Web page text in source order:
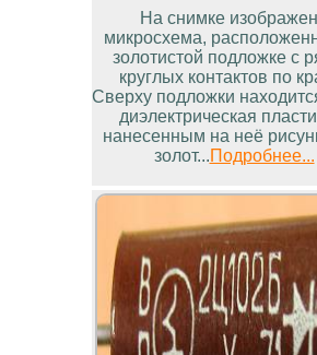
На снимке
микросхема,
золотистой подложке с
круглых контактов по
Сверху подложки
диэлектрическая
нанесенным на неё
золот...Подробнее...